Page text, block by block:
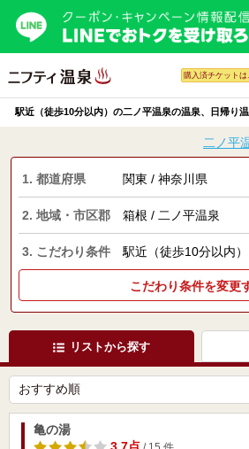
購入済チケットは
駅近（徒歩10分以内）の二ノ平温泉の温泉、日帰り
二ノ平
1. 都道府県 関東 / 神奈川県
2. 地域・市区郡 箱根 / 二ノ平温泉
3. こだわり条件 駅近（徒歩10分以内）
こだわり条件を変更
リストから探す
亀の湯